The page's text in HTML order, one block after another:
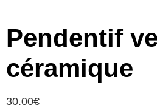
Pendentif
céramique
30.00€